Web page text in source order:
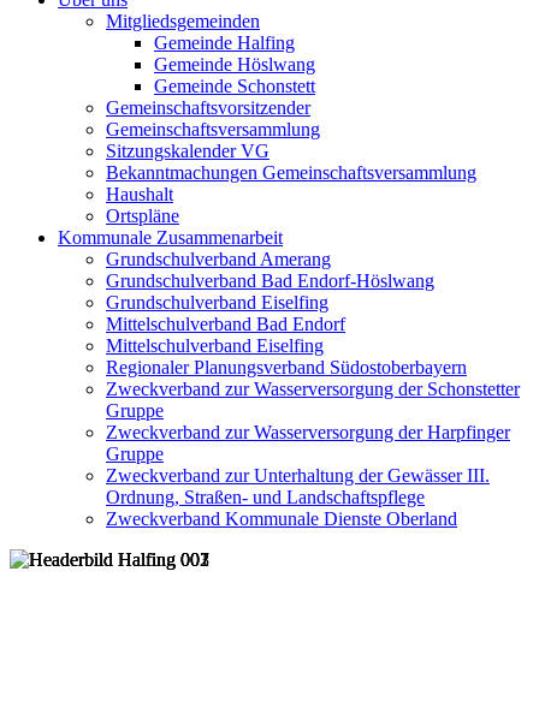
Mitgliedsgemeinden
Gemeinde Halfing
Gemeinde Höslwang
Gemeinde Schonstett
Gemeinschaftsvorsitzender
Gemeinschaftsversammlung
Sitzungskalender VG
Bekanntmachungen Gemeinschaftsversammlung
Haushalt
Ortspläne
Kommunale Zusammenarbeit
Grundschulverband Amerang
Grundschulverband Bad Endorf-Höslwang
Grundschulverband Eiselfing
Mittelschulverband Bad Endorf
Mittelschulverband Eiselfing
Regionaler Planungsverband Südostoberbayern
Zweckverband zur Wasserversorgung der Schonstetter
Gruppe
Zweckverband zur Wasserversorgung der Harpfinger
Gruppe
Zweckverband zur Unterhaltung der Gewässer III.
Ordnung, Straßen- und Landschaftspflege
Zweckverband Kommunale Dienste Oberland